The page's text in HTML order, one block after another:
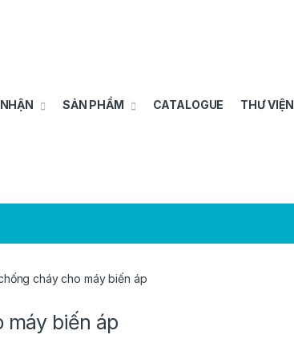
SẢN PHẨM CATALOGUE THƯ VIỆN
cháy cho máy biến áp
máy biến áp